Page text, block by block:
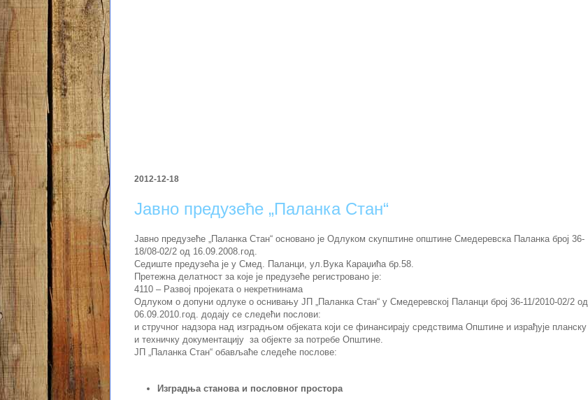
2012-12-18
Јавно предузеће „Паланка Стан“
Јавно предузеће „Паланка Стан“ основано је Одлуком скупштине општине Смедеревска Паланка број 36-
18/08-02/2 од 16.09.2008.год.
Седиште предузећа је у Смед. Паланци, ул.Вука Караџића бр.58.
Претежна делатност за које је предузеће регистровано је:
4110 – Развој пројеката о некретнинама
Одлуком о допуни одлуке о оснивању ЈП „Паланка Стан“ у Смедеревској Паланци број 36-11/2010-02/2 од
06.09.2010.год. додају се следећи послови:
и стручног надзора над изградњом објеката који се финансирају средствима Општине и израђује планску
и техничку документацију за објекте за потребе Општине.
ЈП „Паланка Стан“ обављаће следеће послове:
Изградња станова и пословног простора